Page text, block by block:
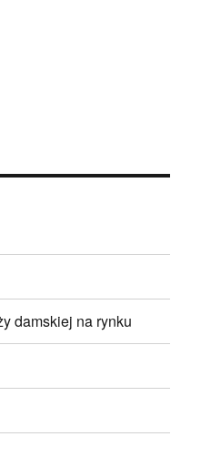
damskiej na rynku